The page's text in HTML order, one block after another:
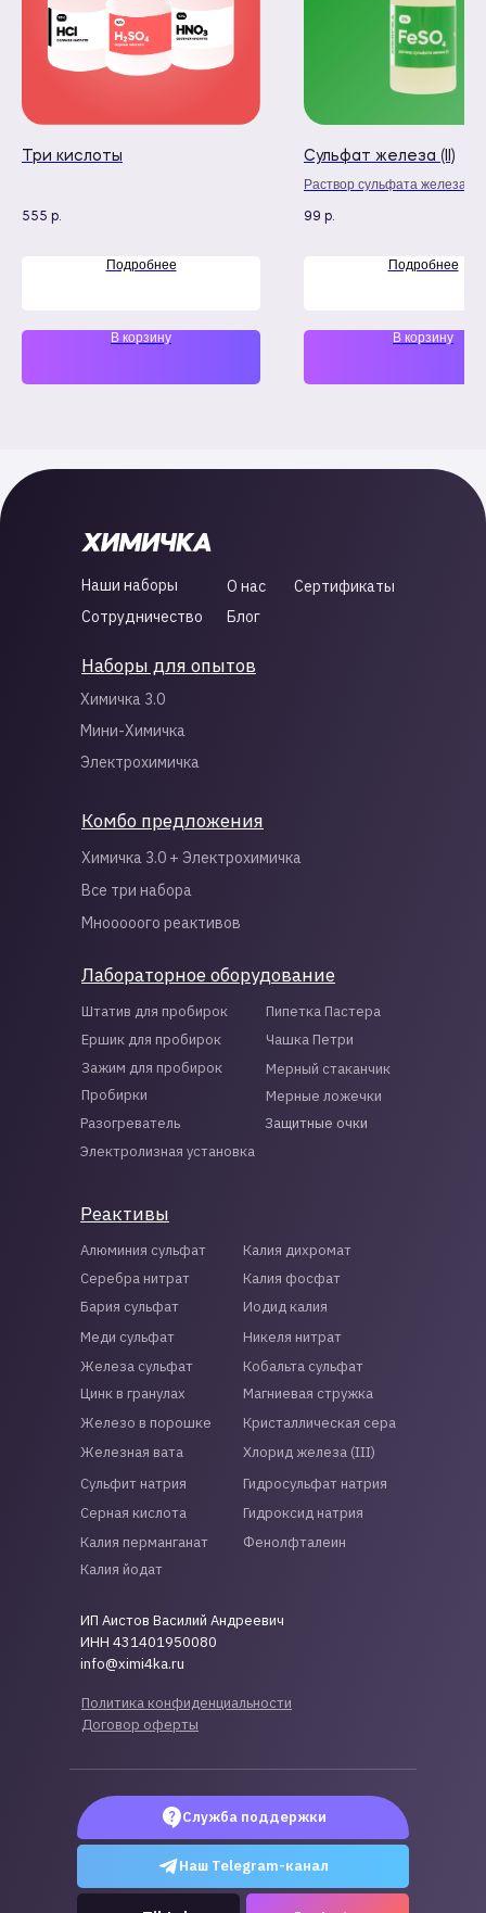
Три кислоты
555 р.
Подробнее
В корзину
Сульфат железа (II)
Раствор сульфата железа
99 р.
Подробнее
В корзину
ИП Аистов Василий Андреевич
ИНН 431401950080
info@ximi4ka.ru
Договор оферты
Политика конфиденциальности
Блог
Сотрудничество
Сертификаты
О нас
Химичка 3.0 + Электрохимичка
Все три набора
Мнооооого реактивов
Серная кислота
Гидроксид натрия
Калия перманганат
Железа сульфат
Меди сульфат
Бария сульфат
Серебра нитрат
Алюминия сульфат
Штатив для пробирок
Ершик для пробирок
Пробирки
Разогреватель
Зажим для пробирок
Электролизная установка
Пипетка Пастера
Чашка Петри
Мерные ложечки
Защитные очки
Мерный стаканчик
Калия йодат
Фенолфталеин
Магниевая стружка
Кобальта сульфат
Никеля нитрат
Иодид калия
Калия фосфат
Калия дихромат
Гидросульфат натрия
Цинк в гранулах
Хлорид железа (III)
Кристаллическая сера
Сульфит натрия
Железная вата
Железо в порошке
Наши наборы
Наш Telegram-канал
Служба поддержки
Реактивы
Лабораторное оборудование
Наборы для опытов
Комбо предложения
Химичка 3.0
Мини-Химичка
Электрохимичка